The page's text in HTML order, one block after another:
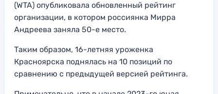
(WTA) опубликовала обновленный рейтинг
организации, в котором россиянка Мирра
Андреева заняла 50-е место.
Таким образом, 16-летняя уроженка
Красноярска поднялась на 10 позиций по
сравнению с предыдущей версией рейтинга.